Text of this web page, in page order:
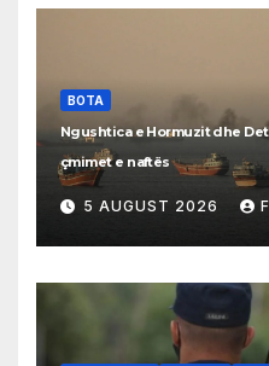
BOTA
Ngushtica e Hormuzit dhe
çmimet e naftës
5 AUGUST 2026